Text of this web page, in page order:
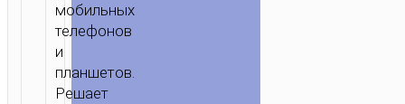
мобильных
телефонов
и
планшетов.
Решает